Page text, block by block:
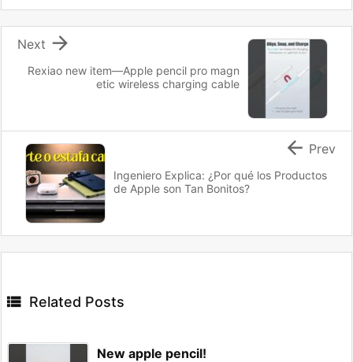
Rexiao new item—Apple pencil pro magn
etic wireless charging cable

Next
Ingeniero Explica: ¿Por qué los Productos
de Apple son Tan Bonitos?
 Prev
 Related Posts
New apple pencil!